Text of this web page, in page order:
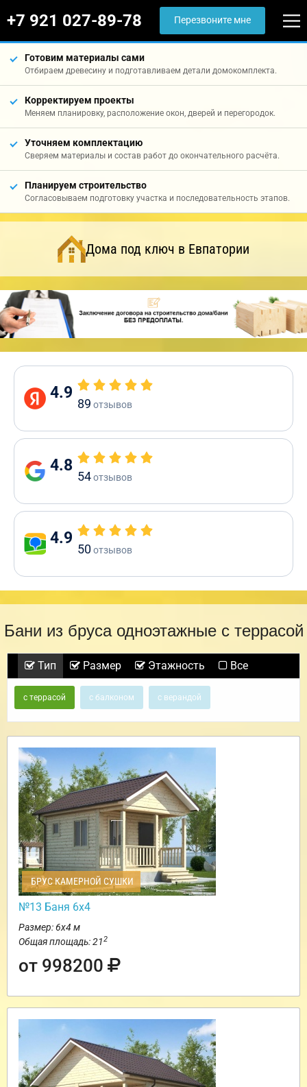
+7 921 027-89-78 Перезвоните мне
Готовим материалы сами
Отбираем древесину и подготавливаем детали домокомплекта.
Корректируем проекты
Меняем планировку, расположение окон, дверей и перегородок.
Уточняем комплектацию
Сверяем материалы и состав работ до окончательного расчёта.
Планируем строительство
Согласовываем подготовку участка и последовательность этапов.
Дома под ключ в Евпатории
4.9
89 отзывов
4.8
54отзывов
4.9
50отзывов
Бани из бруса одноэтажные с террасой
Тип Размер Этажность Все
с террасой с балконом с верандой
БРУС КАМЕРНОЙ СУШКИ
№13 Баня 6х4
Размер: 6х4 м
Общая площадь: 212
от 998200